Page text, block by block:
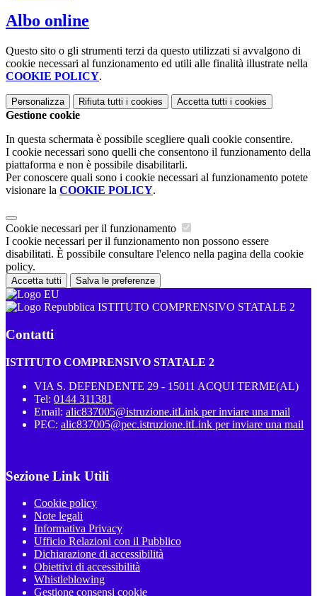
Albo online
Questo sito o gli strumenti terzi da questo utilizzati si avvalgono di
cookie necessari al funzionamento ed utili alle finalità illustrate nella
COOKIE POLICY.
Personalizza Rifiuta tutti i cookies Accetta tutti i cookies
Gestione cookie
In questa schermata è possibile scegliere quali cookie consentire.
I cookie necessari sono quelli che consentono il funzionamento della
piattaforma e non è possibile disabilitarli.
Per conoscere quali sono i cookie necessari al funzionamento potete
visionare la COOKIE POLICY.
Cookie necessari per il funzionamento
I cookie necessari per il funzionamento non possono essere
disabilitati. È possibile consultare l'elenco nella pagina della cookie
policy.
Accetta tutti Salva le preferenze
ISTITUTO COMPRENSIVO STATALE 2
Contatti
ISTITUTO COMPRENSIVO STATALE 2
VIA S. DEFENDENTE 29 - 15011 ACQUI TERME(AL)
Tel: 0144 311381
Email: alic837005@istruzione.itLink per inviare una mail
PEC: alic837005@pec.istruzione.itLink per inviare una mail
Sezione Link Utili
Cookie policy
Note legali
Informativa Privacy
Ufficio Relazioni con il Pubblico
Dichiarazione di accessibilità
Obiettivi di accessibilità
Whistleblowing
Gestione consensi cookie